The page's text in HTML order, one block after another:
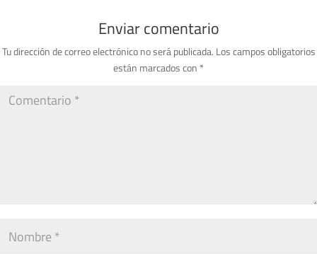
Enviar comentario
Tu dirección de correo electrónico no será publicada. Los campos obligatorios
están marcados con *